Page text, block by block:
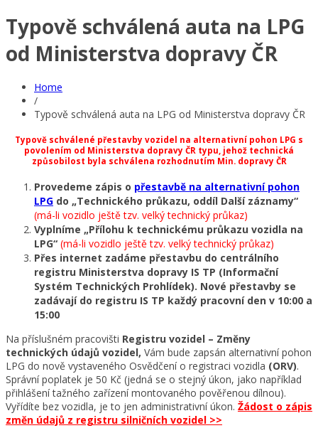
Typově schválená auta na LPG
od Ministerstva dopravy ČR
Home
/
Typově schválená auta na LPG od Ministerstva dopravy ČR
Typově schválené přestavby vozidel na alternativní pohon LPG s
povolením od Ministerstva dopravy ČR typu, jehož technická
způsobilost byla schválena rozhodnutím Min. dopravy ČR
Provedeme zápis o přestavbě na alternativní pohon
LPG do „Technického průkazu, oddíl Další záznamy“
(má-li vozidlo ještě tzv. velký technický průkaz)
Vyplníme „Přílohu k technickému průkazu vozidla na
LPG“ (má-li vozidlo ještě tzv. velký technický průkaz)
Přes internet zadáme přestavbu do centrálního
registru Ministerstva dopravy IS TP (Informační
Systém Technických Prohlídek). Nové přestavby se
zadávají do registru IS TP každý pracovní den v 10:00 a
15:00
Na příslušném pracovišti Registru vozidel – Změny
technických údajů vozidel, Vám bude zapsán alternativní pohon
LPG do nově vystaveného Osvědčení o registraci vozidla (ORV).
Správní poplatek je 50 Kč (jedná se o stejný úkon, jako například
přihlášení tažného zařízení montovaného pověřenou dílnou).
Vyřídíte bez vozidla, je to jen administrativní úkon. Žádost o zápis
změn údajů z registru silničních vozidel >>